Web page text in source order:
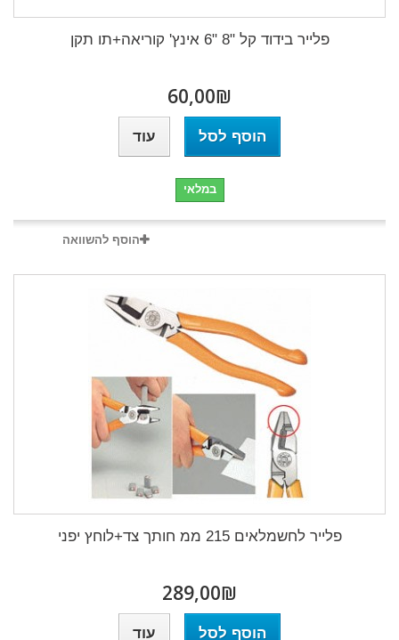
פלייר בידוד קל "8 "6 אינץ' קוריאה+תו תקן
₪‎60,00
הוסף לסל עוד
במלאי
הוסף להשוואה
פלייר לחשמלאים 215 ממ חותך צד+לוחץ יפני
₪‎289,00
הוסף לסל עוד